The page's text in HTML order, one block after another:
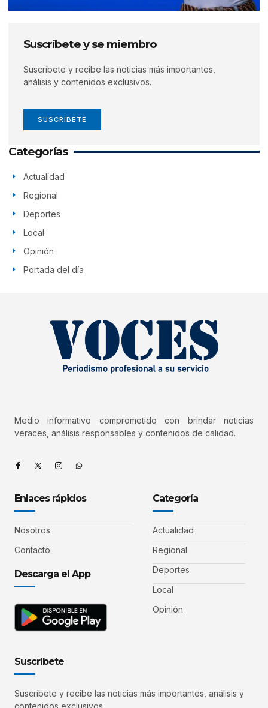
Suscríbete y se miembro
Suscríbete y recibe las noticias más importantes,
análisis y contenidos exclusivos.
SUSCRÍBETE
Categorías
Actualidad
Regional
Deportes
Local
Opinión
Portada del día
Medio informativo comprometido con brindar noticias
veraces, análisis responsables y contenidos de calidad.
Enlaces rápidos
Nosotros
Contacto
Descarga el App
Categoría
Actualidad
Regional
Deportes
Local
Opinión
Suscríbete
Suscríbete y recibe las noticias más importantes, análisis y
contenidos exclusivos.